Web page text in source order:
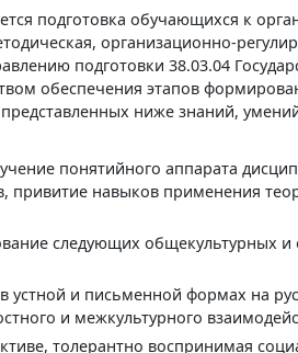
подготовка обучающихся к
организационно-
подготовки 38.03.04
обеспечения этапов
ниже знаний,
понятийного аппарата
привитие навыков применения
следующих общекультурных
устной и письменной формах на
и межкультурного
толерантно воспринимая